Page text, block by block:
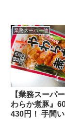
業務スーパー他
【業務スーパ
わらか煮豚』
430円！ 手間